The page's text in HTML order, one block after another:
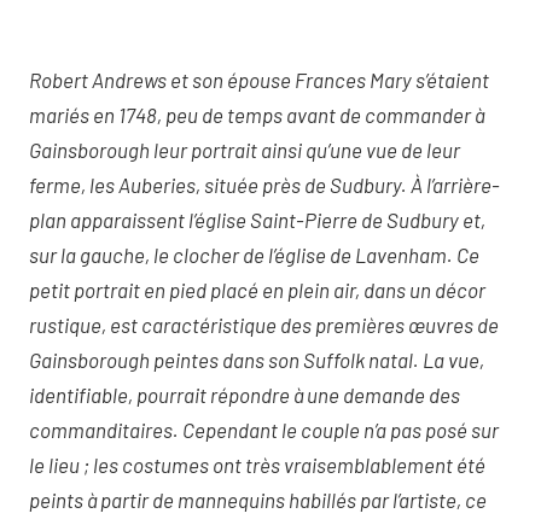
Robert Andrews et son épouse Frances Mary s’étaient
mariés en 1748, peu de temps avant de commander à
Gainsborough leur portrait ainsi qu’une vue de leur
ferme, les Auberies, située près de Sudbury. À l’arrière-
plan apparaissent l’église Saint-Pierre de Sudbury et,
sur la gauche, le clocher de l’église de Lavenham. Ce
petit portrait en pied placé en plein air, dans un décor
rustique, est caractéristique des premières œuvres de
Gainsborough peintes dans son Suffolk natal. La vue,
identifiable, pourrait répondre à une demande des
commanditaires. Cependant le couple n’a pas posé sur
le lieu ; les costumes ont très vraisemblablement été
peints à partir de mannequins habillés par l’artiste, ce